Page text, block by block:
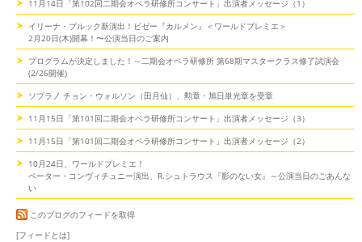
11月14日「第102回二期会オペラ研修所コンサート」出演者メッセージ（1）
イリーナ・ブルック新演出！ビゼー『カルメン』＜ワールドプレミエ＞
2月20日(木)開幕！〜公演当日のご案内
プログラムが決定しました！～二期会オペラ研修所 第68期マスタークラス修了試演会
(2/26開催)
ソプラノ チョン・ウォルソン（田月仙）、勲章・旭日単光章を受章
11月15日「第101回二期会オペラ研修所コンサート」出演者メッセージ（3）
11月15日「第101回二期会オペラ研修所コンサート」出演者メッセージ（2）
10月24日、ワールドプレミエ！
ペーター・コンヴィチュニー演出、R.シュトラウス『影のない女』～公演当日のごあんな
い
このブログのフィードを取得
[フィードとは]